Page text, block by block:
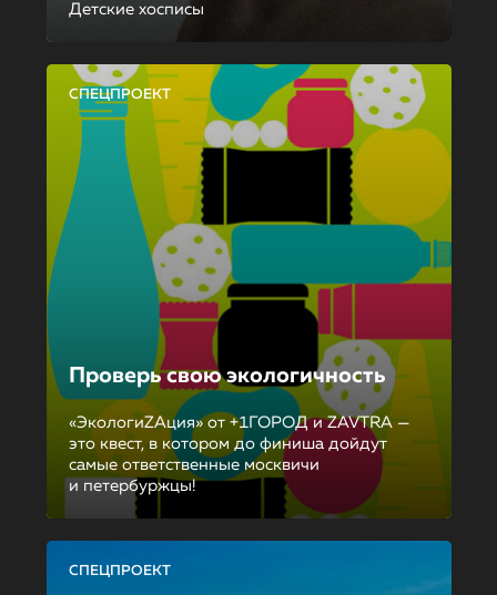
Детские хосписы
СПЕЦПРОЕКТ
Проверь свою экологичность
«ЭкологиZAция» от +1ГОРОД и ZAVTRA —
это квест, в котором до финиша дойдут
самые ответственные москвичи
и петербуржцы!
СПЕЦПРОЕКТ